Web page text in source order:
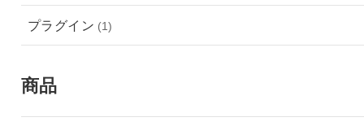
プラグイン (1)
商品